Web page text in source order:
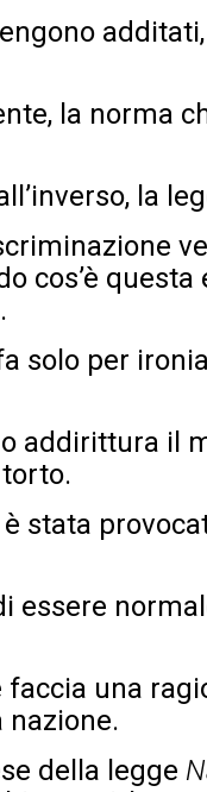
la norma
la
cos’è
solo per
addirittura il
stata
essere
faccia una
nazione.
della legge